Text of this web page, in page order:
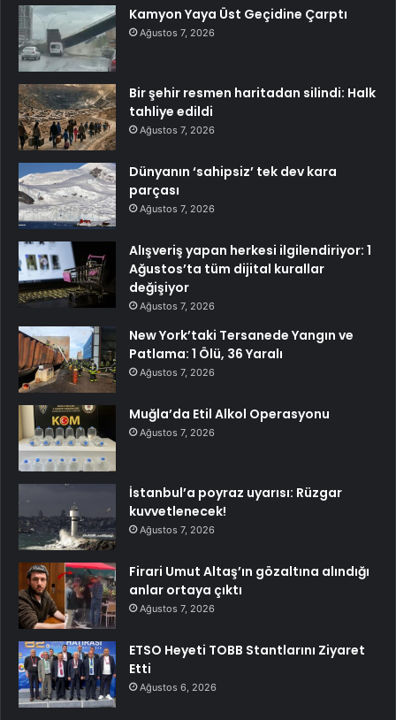
Kamyon Yaya Üst Geçidine Çarptı
Ağustos 7, 2026
Bir şehir resmen haritadan silindi: Halk
tahliye edildi
Ağustos 7, 2026
Dünyanın ‘sahipsiz’ tek dev kara
parçası
Ağustos 7, 2026
Alışveriş yapan herkesi ilgilendiriyor: 1
Ağustos’ta tüm dijital kurallar
değişiyor
Ağustos 7, 2026
New York’taki Tersanede Yangın ve
Patlama: 1 Ölü, 36 Yaralı
Ağustos 7, 2026
Muğla’da Etil Alkol Operasyonu
Ağustos 7, 2026
İstanbul’a poyraz uyarısı: Rüzgar
kuvvetlenecek!
Ağustos 7, 2026
Firari Umut Altaş’ın gözaltına alındığı
anlar ortaya çıktı
Ağustos 7, 2026
ETSO Heyeti TOBB Stantlarını Ziyaret
Etti
Ağustos 6, 2026